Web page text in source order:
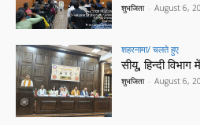
शुभजिता - August 6,
शहरनामा/ चलते हुए
सीयू, हिन्दी विभाग
शुभजिता - August 6,